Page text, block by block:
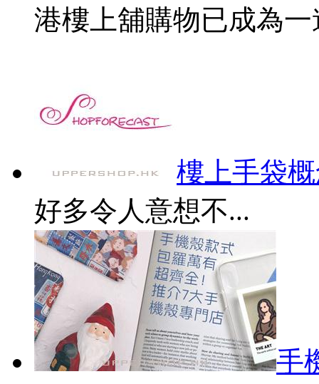
港樓上舖購物已成為
樓上手袋
好多令人意想不...
手